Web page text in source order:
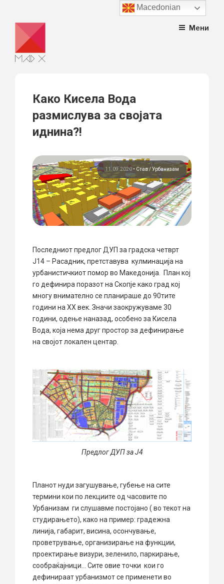
content
Мени
Како Кисела Вода
размислува за својата
иднина?!
11.09.2020 • Став Урбанизам
Последниот предлог ДУП за градска четврт
Ј14 – Расадник, претставува кулминација на
урбанистичкиот помор во Македонија. План кој
го дефинира поразот на Скопје како град кој
многу внимателно се планираше до 90тите
години на XX век. Значи заокружуваме 30
години, одење наназад, особено за Кисела
Вода, која нема друг простор за дефинирање
на својот локален центар.
Предлог ДУП за Ј4
Планот нуди загушување, губење на сите
термини кои по лекциите од часовите по
Урбанизам ги слушавме постојано ( во текот на
студирањето), како на пример: градежна
линија, габарит, висина, осончување,
проветрување, организирање на функции,
проектирање визури, зеленило, паркирање,
сообраќајници… Сите овие точки кои го
дефинираат урбанизмот се применети во
Macedonian